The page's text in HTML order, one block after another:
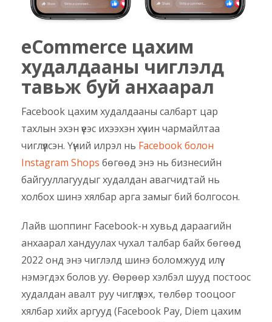
eCommerce цахим
худалдааны чиглэлд
тавьж буй анхаарал
Facebook цахим худалдааны салбарт цар
тахлын эхэн үеэс ихээхэн хүчин чармайлтаа
чиглүүлсэн. Үүний илрэл нь Facebook болон
Instagram Shops бөгөөд энэ нь бизнесийн
байгууллагуудыг худалдан авагчидтай нь
холбох шинэ хялбар арга замыг бий болгосон.
Лайв шоппинг Facebook-н хувьд дараагийн
анхаарал хандуулах чухал талбар байх бөгөөд
2022 онд энэ чиглэлд шинэ боломжууд илүү
нэмэгдэх болов уу. Өөрөөр хэлбэл шууд постоос
худалдан авалт руу чиглүүлэх, төлбөр тооцоог
хялбар хийх аргууд (Facebook Pay, Diem цахим